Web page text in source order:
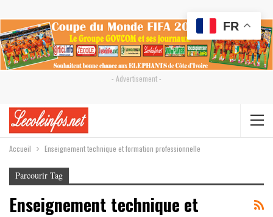
- Advertisement -
Accueil Enseignement technique et formation professionnelle
Parcourir Tag
Enseignement technique et
FR